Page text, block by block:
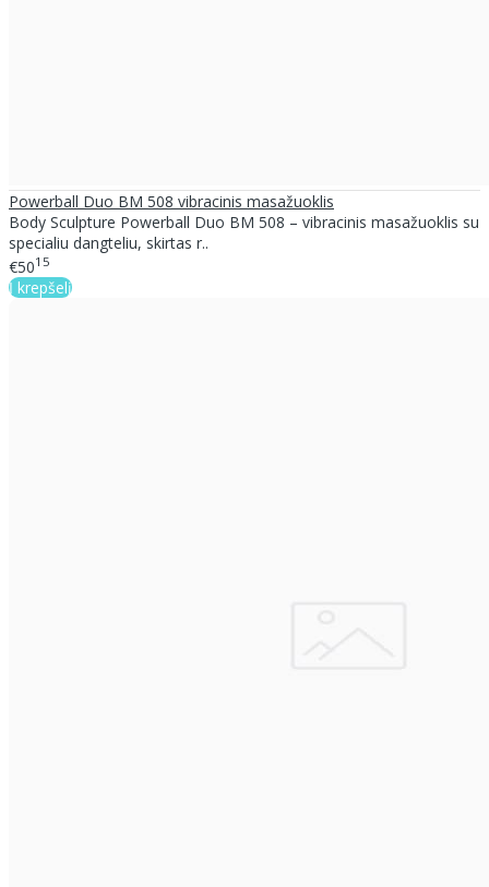
Powerball Duo BM 508 vibracinis masažuoklis
Body Sculpture Powerball Duo BM 508 – vibracinis masažuoklis su
specialiu dangteliu, skirtas r..
€5015
Į krepšelį